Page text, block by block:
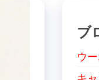
ブ
ウ